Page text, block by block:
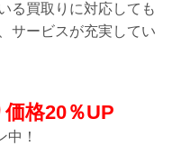
る買取りに対応しても
サービスが充実してい
価格20％UP
中！